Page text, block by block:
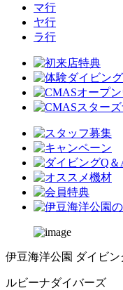
マ行
ヤ行
ラ行
伊豆海洋公園 ダイビ
ルビーナダイバーズ